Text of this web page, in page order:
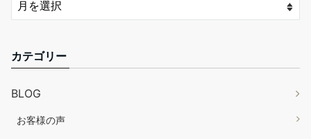
カテゴリー
BLOG
お客様の声